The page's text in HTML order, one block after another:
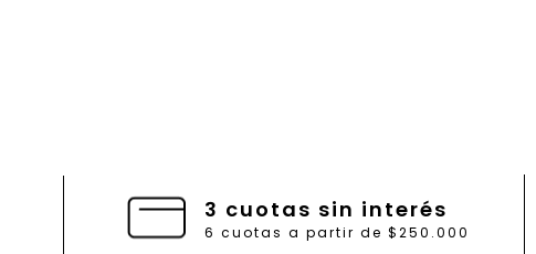
3 cuotas sin interés
6 cuotas a partir de $250.000